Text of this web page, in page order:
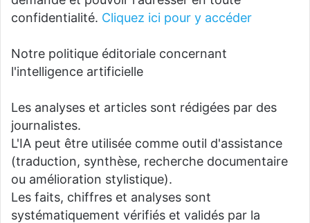
confidentialité. Cliquez ici pour y accéder
Notre politique éditoriale concernant
l'intelligence artificielle
Les analyses et articles sont rédigées par des
journalistes.
L'IA peut être utilisée comme outil d'assistance
(traduction, synthèse, recherche documentaire
ou amélioration stylistique).
Les faits, chiffres et analyses sont
systématiquement vérifiés et validés par la